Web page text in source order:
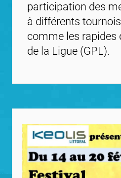
participation des
à différents
comme les rapides
de la Ligue (GPL).